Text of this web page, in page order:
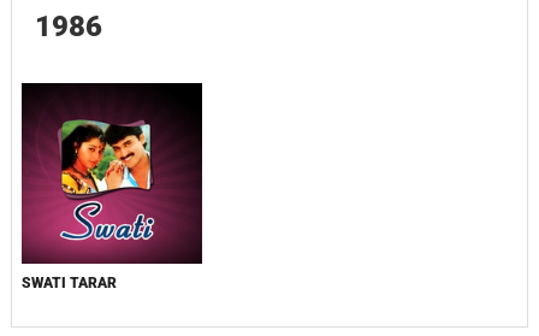
1986
SWATI TARAR